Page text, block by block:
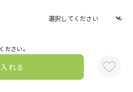
ださい。
れる